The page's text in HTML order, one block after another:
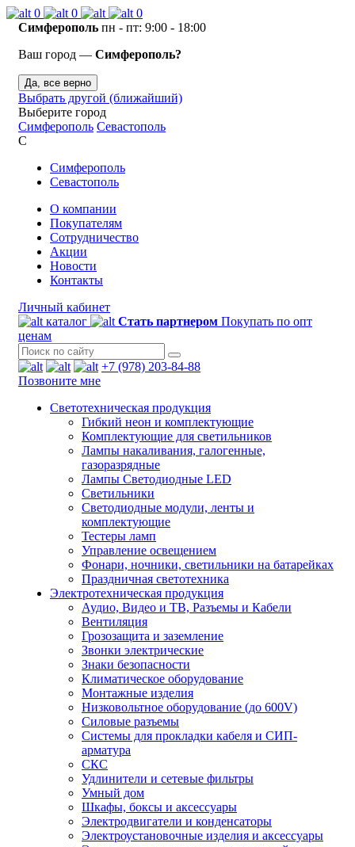
0 0
0
Симферополь пн - пт: 9:00 - 18:00
Ваш город — Симферополь?
Да, все верно
Выбрать другой (ближайший)
Выберите город
Симферополь Севастополь
С
Симферополь
Севастополь
О компании
Покупателям
Сотрудничество
Акции
Новости
Контакты
Личный кабинет
каталог
Стать партнером Покупать по опт
ценам
+7 (978) 203-84-88
Позвоните мне
Светотехническая продукция
Гибкий неон и комплектующие
Комплектующие для светильников
Лампы накаливания, галогенные,
газоразрядные
Лампы Светодиодные LED
Светильники
Светодиодные модули, ленты и
комплектующие
Тестеры ламп
Управление освещением
Фонари, ночники, светильники на батарейках
Праздничная светотехника
Электротехническая продукция
Аудио, Видео и ТВ, Разъемы и Кабели
Вентиляция
Грозозащита и заземление
Звонки электрические
Знаки безопасности
Климатическое оборудование
Монтажные изделия
Низковольтное оборудование (до 600V)
Силовые разъемы
Системы для прокладки кабеля и СИП-
арматура
СКС
Удлинители и сетевые фильтры
Умный дом
Шкафы, боксы и аксессуары
Электродвигатели и конденсаторы
Электроустановочные изделия и аксессуары